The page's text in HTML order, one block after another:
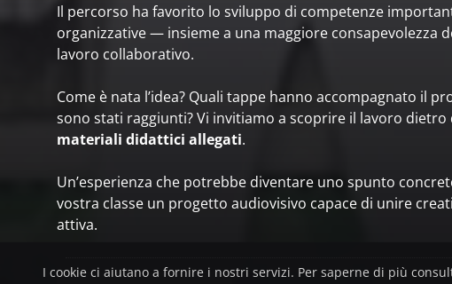
Il percorso ha favorito lo sviluppo di competenze
organizzative — insieme a una maggiore consapevolezza
lavoro collaborativo.
Come è nata l’idea? Quali tappe hanno accompagnato il
sono stati raggiunti? Vi invitiamo a scoprire il lavoro
materiali didattici allegati.
Un’esperienza che potrebbe diventare uno spunto
vostra classe un progetto audiovisivo capace di unire
attiva.
I cookie ci aiutano a fornire i nostri servizi. Per saperne di più